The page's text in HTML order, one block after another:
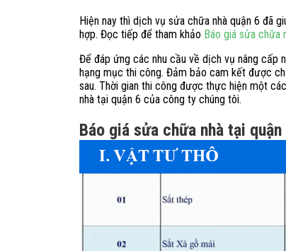
Hiện nay thì dịch vụ sửa chữa nhà quận 6 đã
hợp. Đọc tiếp để tham khảo Báo giá sửa chữa
Để đáp ứng các nhu cầu về dịch vụ nâng cấp
hạng mục thi công. Đảm bảo cam kết được
sau. Thời gian thi công được thực hiện một
nhà tại quận 6 của công ty chúng tôi.
Báo giá sửa chữa nhà tại quận